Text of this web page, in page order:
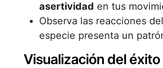
asertividad en tus
Observa las reacciones
especie presenta un
Visualización del éxito